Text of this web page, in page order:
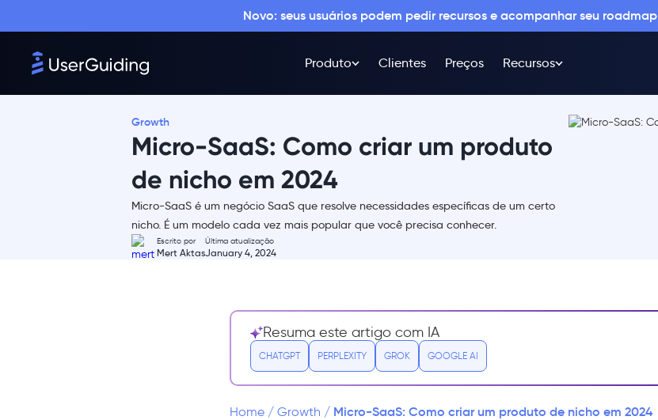
Novo: seus usuários podem pedir recursos e acompanhar seu roadmap
Produto Clientes Preços Recursos
Growth
Micro-SaaS: Como criar um produto
de nicho em 2024
Micro-SaaS é um negócio SaaS que resolve necessidades específicas de um certo
nicho. É um modelo cada vez mais popular que você precisa conhecer.
Escrito por
Mert Aktas
Última atualização
January 4, 2024
O que é Micro-SaaS?
Benefícios de administrar um
negócio Micro-SaaS
Resuma este artigo com IA
CHATGPT PERPLEXITY GROK GOOGLE AI
Home/ Growth / Micro-SaaS: Como criar um produto de nicho em 2024